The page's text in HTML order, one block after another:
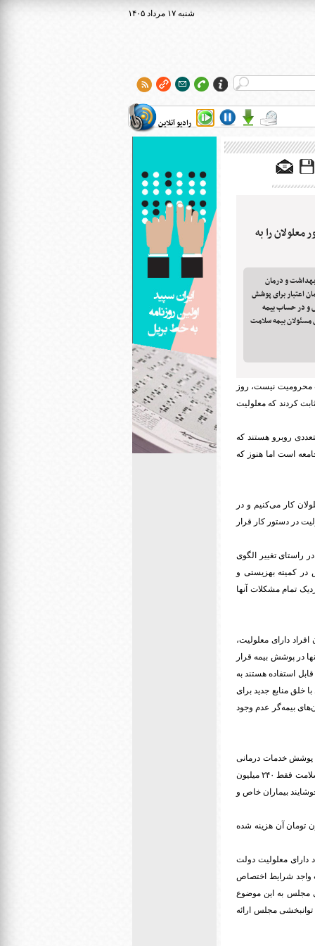
۱۴۰۵ شنبه ۱۷ مرداد
رادیو آنلاین
را به
و درمان
اعتبار برای پوشش
و در حساب بیمه
مسئولان بیمه سلامت
محرومیت نیست، روز
کردند که معلولیت
روبرو هستند که
است اما هنوز که
کار می‌کنیم و در
در دستور کار قرار
راستای تغییر الگوی
کمیته بهزیستی و
تمام مشکلات آنها
دارای معلولیت،
در پوشش بیمه قرار
استفاده هستند به
خلق منابع جدید برای
بیمه‌گر عدم وجود
پوشش خدمات درمانی
افراد دارای معلولیت اختصاص و در حساب بیمه سلامت کشور قرار گرفت، متاسفانه با کم کاری مسئولان بیمه سلامت فقط ۲۴۰ میلیون
بیماران خاص و
مجلس ادامه داد: حدود هشت ماه از اختصاص این پول گذشته و تنها ۲۴۰ میلیون تومان آن هزینه شده
۱۵ قانون حمایت از حقوق افراد دارای معلولیت دولت
واجد شرایط اختصاص
مجلس به این موضوع
توانبخشی مجلس ارائه